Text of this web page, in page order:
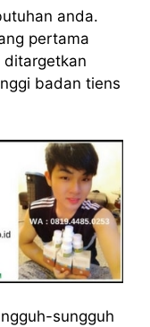
anda.
pertama
ditargetkan
badan tiens
sungguh